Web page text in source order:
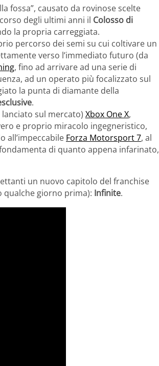
fossa”, causato da rovinose scelte
degli ultimi anni il Colosso di
la propria carreggiata.
percorso dei semi su cui coltivare un
verso l’immediato futuro (da
, fino ad arrivare ad una serie di
ad un operato più focalizzato sul
la punta di diamante della
.
sul mercato) Xbox One X,
e proprio miracolo ingegneristico,
all’impeccabile Forza Motorsport 7, al
di quanto appena infarinato,
un nuovo capitolo del franchise
giorno prima): Infinite.